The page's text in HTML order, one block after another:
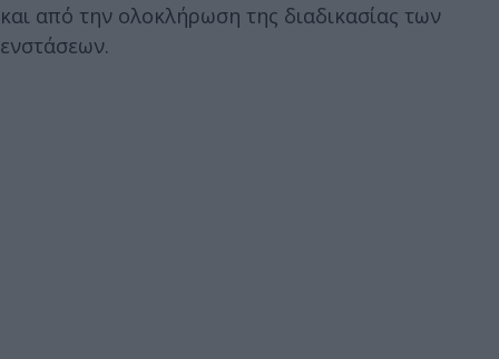
και από την ολοκλήρωση της διαδικασίας των
ενστάσεων.